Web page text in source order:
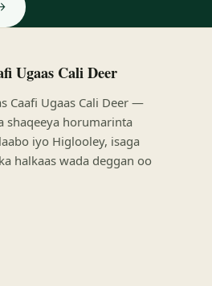
Ugaas Cali Deer
Caafi Ugaas Cali Deer —
shaqeeya horumarinta
iyo Higlooley, isaga
halkaas wada deggan oo